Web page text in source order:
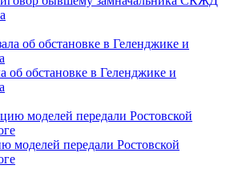
об обстановке в Геленджике и
моделей передали Ростовской